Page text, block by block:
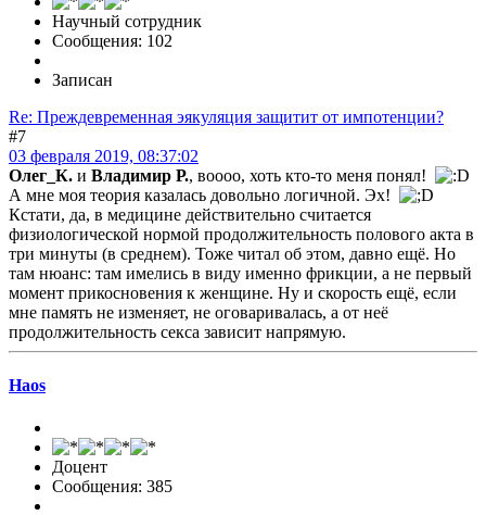
Научный сотрудник
Сообщения: 102
Записан
Re: Преждевременная эякуляция защитит от импотенции?
#7
03 февраля 2019, 08:37:02
Олег_К. и Владимир Р., воооо, хоть кто-то меня понял!
А мне моя теория казалась довольно логичной. Эх!
Кстати, да, в медицине действительно считается
физиологической нормой продолжительность полового акта в
три минуты (в среднем). Тоже читал об этом, давно ещё. Но
там нюанс: там имелись в виду именно фрикции, а не первый
момент прикосновения к женщине. Ну и скорость ещё, если
мне память не изменяет, не оговаривалась, а от неё
продолжительность секса зависит напрямую.
Haos
Доцент
Сообщения: 385